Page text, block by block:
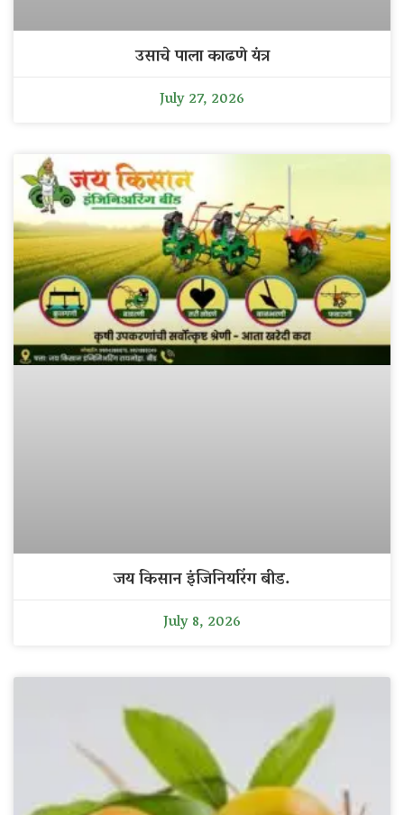
उसाचे पाला काढणे यंत्र
July 27, 2026
जय किसान इंजिनियरिंग बीड.
July 8, 2026